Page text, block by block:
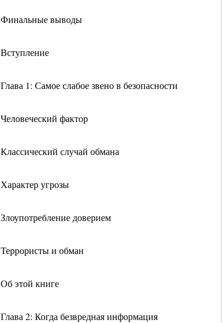
Финальные выводы
Вступление
Глава 1: Самое слабое звено в безопасности
Человеческий фактор
Классический случай обмана
Характер угрозы
Злоупотребление доверием
Террористы и обман
Об этой книге
Глава 2: Когда безвредная информация